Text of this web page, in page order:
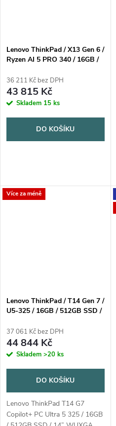
Lenovo ThinkPad / X13 Gen 6 /
Ryzen AI 5 PRO 340 / 16GB /
IPS / 3yPremier / Win11 Pro /
černá
36 211 Kč bez DPH
43 815 Kč
Skladem 15 ks
DO KOŠÍKU
Více za méně
Lenovo ThinkPad / T14 Gen 7 /
U5-325 / 16GB / 512GB SSD /
Win11 Pro / modrá
37 061 Kč bez DPH
44 844 Kč
Skladem >20 ks
DO KOŠÍKU
Lenovo ThinkPad T14 G7
Copilot+ PC Ultra 5 325 / 16GB